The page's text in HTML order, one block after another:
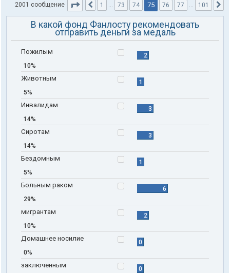
2001 сообщение Страница из 101
Пред.
1 … 73 74 75 76 77 … 101
В какой фонд Фанлосту рекомендовать
отправить деньги за медаль
Пожилым
2
10%
Животным
1
5%
Инвалидам
3
14%
Сиротам
3
14%
Бездомным
1
5%
Больным раком
6
29%
мигрантам
2
10%
Домашнее носилие
0
0%
заключенным
0